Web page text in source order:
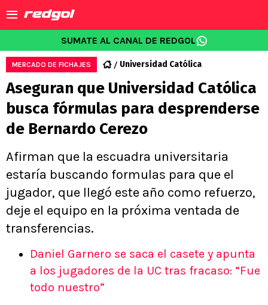
SUMATE AL CANAL DE REDGOL
MERCADO DE FICHAJES Universidad Católica
Aseguran que Universidad Católica
busca fórmulas para desprenderse
de Bernardo Cerezo
Afirman que la escuadra universitaria
estaría buscando formulas para que el
jugador, que llegó este año como refuerzo,
deje el equipo en la próxima ventada de
transferencias.
Daniel Garnero se saca el casete y apunta
a los jugadores de la UC tras fracaso: “Fue
todo nuestro”